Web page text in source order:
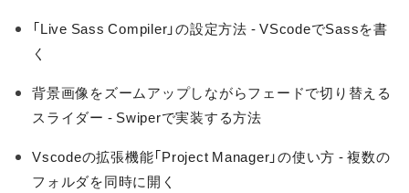
「Live Sass Compiler」の設定方法 - VScodeでSassを書
く
背景画像をズームアップしながらフェードで切り替える
スライダー - Swiperで実装する方法
Vscodeの拡張機能「Project Manager」の使い方 - 複数の
フォルダを同時に開く